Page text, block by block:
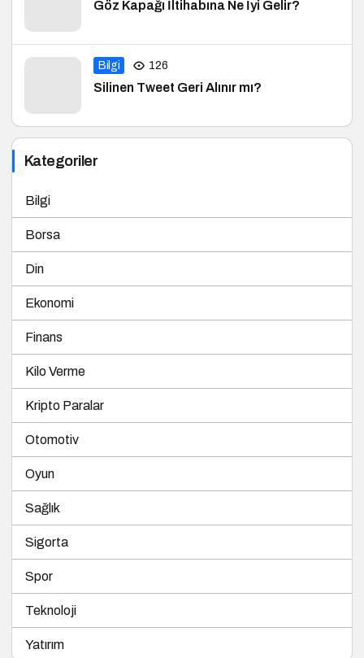
Göz Kapağı İltihabına Ne İyi Gelir?
Bilgi 126
Silinen Tweet Geri Alınır mı?
Kategoriler
Bilgi
Borsa
Din
Ekonomi
Finans
Kilo Verme
Kripto Paralar
Otomotiv
Oyun
Sağlık
Sigorta
Spor
Teknoloji
Yatırım